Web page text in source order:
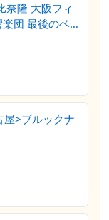
奈隆 大阪フィ
団 最後のベ
交響曲第4
>ブルックナ